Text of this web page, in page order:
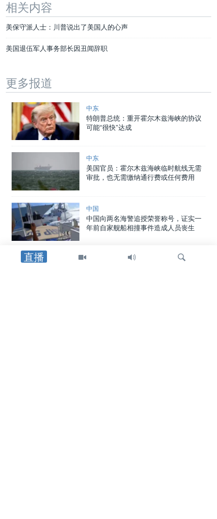
直播
相关内容
美保守派人士：川普说出了美国人的心声
美国退伍军人事务部长因丑闻辞职
更多报道
中东
特朗普总统：重开霍尔木兹海峡的协议
可能“很快”达成
中东
美国官员：霍尔木兹海峡临时航线无需
审批，也无需缴纳通行费或任何费用
中国
中国向两名海警追授荣誉称号，证实一
年前自家舰船相撞事件造成人员丧生